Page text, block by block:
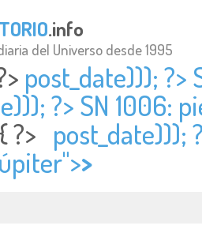
.info
del Universo desde 1995
post_date))); ?>
?> SN 1006:
?> post_date)));
>